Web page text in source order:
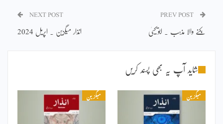
بکنے والا مذہب ۔ ابویحییٰ
NEXT POST
انذار میگزین ۔ اپریل 2024
شاید آپ یہ بھی پسند کریں
میگزین میگزین